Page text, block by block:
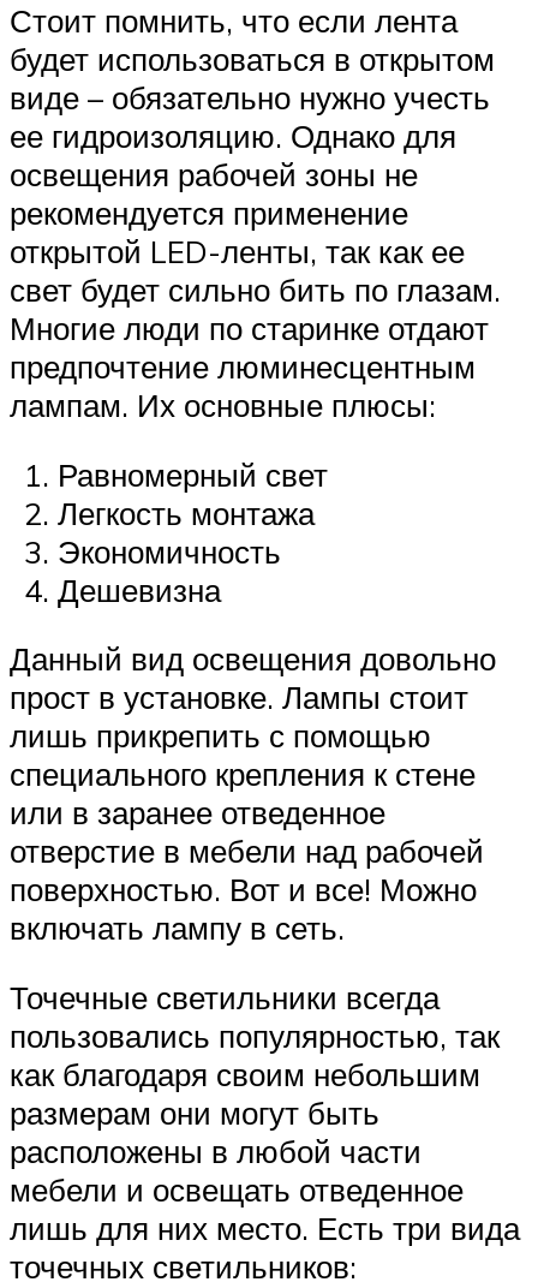
Стоит помнить, что если лента
будет использоваться в открытом
виде – обязательно нужно учесть
ее гидроизоляцию. Однако для
освещения рабочей зоны не
рекомендуется применение
открытой LED-ленты, так как ее
свет будет сильно бить по глазам.
Многие люди по старинке отдают
предпочтение люминесцентным
лампам. Их основные плюсы:
Равномерный свет
Легкость монтажа
Экономичность
Дешевизна
Данный вид освещения довольно
прост в установке. Лампы стоит
лишь прикрепить с помощью
специального крепления к стене
или в заранее отведенное
отверстие в мебели над рабочей
поверхностью. Вот и все! Можно
включать лампу в сеть.
Точечные светильники всегда
пользовались популярностью, так
как благодаря своим небольшим
размерам они могут быть
расположены в любой части
мебели и освещать отведенное
лишь для них место. Есть три вида
точечных светильников: